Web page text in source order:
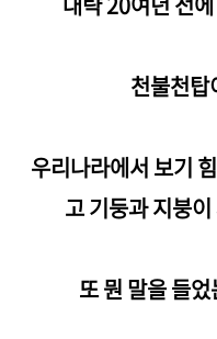
천불천탑
우리나라에서 보기
고 기둥과 지붕
또 뭔 말을 들